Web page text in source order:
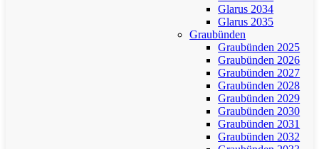
Glarus 2034
Glarus 2035
Graubünden
Graubünden 2025
Graubünden 2026
Graubünden 2027
Graubünden 2028
Graubünden 2029
Graubünden 2030
Graubünden 2031
Graubünden 2032